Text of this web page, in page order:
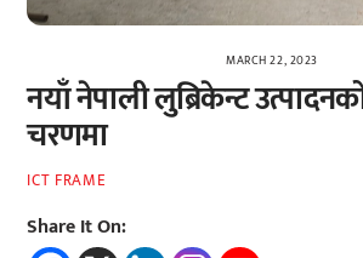
MARCH 22, 2023
नयाँ नेपाली लुब्रिकेन्ट
चरणमा
ICT FRAME
Share It On: